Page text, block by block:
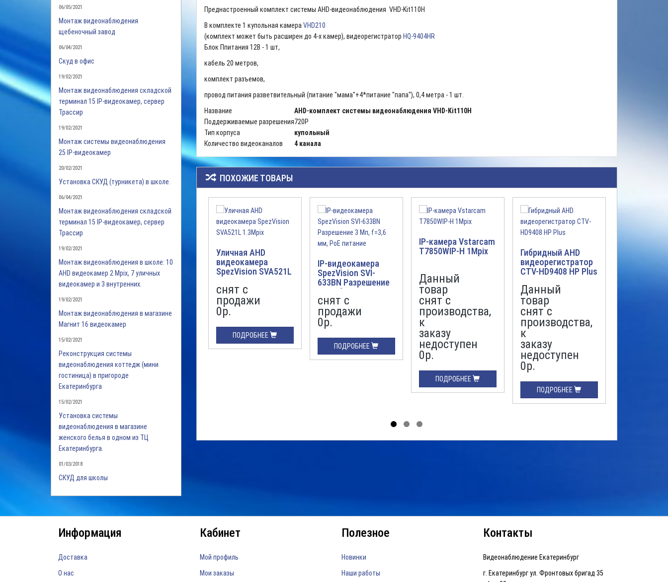
06/05/2021
Монтаж видеонаблюдения
щебеночный завод
06/04/2021
Скуд в офис
19/02/2021
Монтаж видеонаблюдения складской
терминал 15 IP-видеокамер, сервер
Трассир
19/02/2021
Монтаж системы видеонаблюдения
25 IP-видеокамер
20/02/2021
Установка СКУД (турникета) в школе.
06/04/2021
Монтаж видеонаблюдения складской
терминал 15 IP-видеокамер, сервер
Трассир
19/02/2021
Монтаж видеонаблюдения в школе: 10
AHD видеокамер 2 Mpix, 7 уличных
видеокамер и 3 внутренних.
19/02/2021
Монтаж видеонаблюдения в магазине
Магнит 16 видеокамер
15/02/2021
Реконструкция системы
видеонаблюдения коттедж (мини
гостиница) в пригороде
Екатеринбурга
15/02/2021
Установка системы
видеонаблюдения в магазине
женского белья в одном из ТЦ
Екатеринбурга.
01/03/2018
СКУД для школы
Преднастроенный комплект системы AHD-видеонаблюдения VHD-Kit110H
В комплекте 1 купольная камера VHD210
(комплект может быть расширен до 4-х камер), видеорегистратор HQ-9404HR
Блок Ппитания 12В - 1 шт,
кабель 20 метров,
комплект разъемов,
провод питания разветвительный (питание "мама"+4*питание "папа"), 0,4 метра - 1 шт.
Название
AHD-комплект системы видеонаблюдения VHD-Kit110H
Поддерживаемые разрешения720P
Тип корпуса
купольный
Количество видеоканалов
4 канала
ПОХОЖИЕ ТОВАРЫ
Уличная AHD
видеокамера
SpezVision SVA521L
снят с
продажи
0р.
ПОДРОБНЕЕ
IP-видеокамера
SpezVision SVI-
633BN Разрешение
3 Мп, f=3,6 мм, PoE
питание
снят с
продажи
0р.
ПОДРОБНЕЕ
IP-камера Vstarcam
T7850WIP-H 1Mpix
Данный
товар
снят с
производства,
к
заказу
недоступен
0р.
ПОДРОБНЕЕ
Гибридный AHD
видеорегистратор
CTV-HD9408 HP Plus
Данный
товар
снят с
производства,
к
заказу
недоступен
0р.
ПОДРОБНЕЕ
Информация
Доставка
О нас
Кабинет
Мой профиль
Мои заказы
Полезное
Новинки
Наши работы
Контакты
Видеонаблюдение Екатеринбург
г. Екатеринбург ул. Фронтовых бригад 35